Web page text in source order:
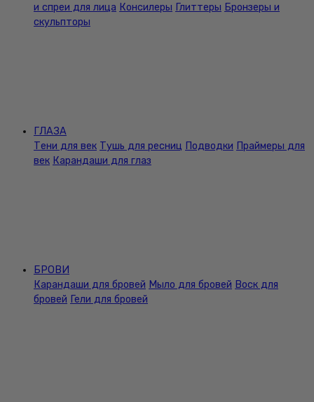
и спреи для лица Консилеры Глиттеры Бронзеры и
скульпторы
ГЛАЗА
Тени для век Тушь для ресниц Подводки Праймеры для
век Карандаши для глаз
БРОВИ
Карандаши для бровей Мыло для бровей Воск для
бровей Гели для бровей